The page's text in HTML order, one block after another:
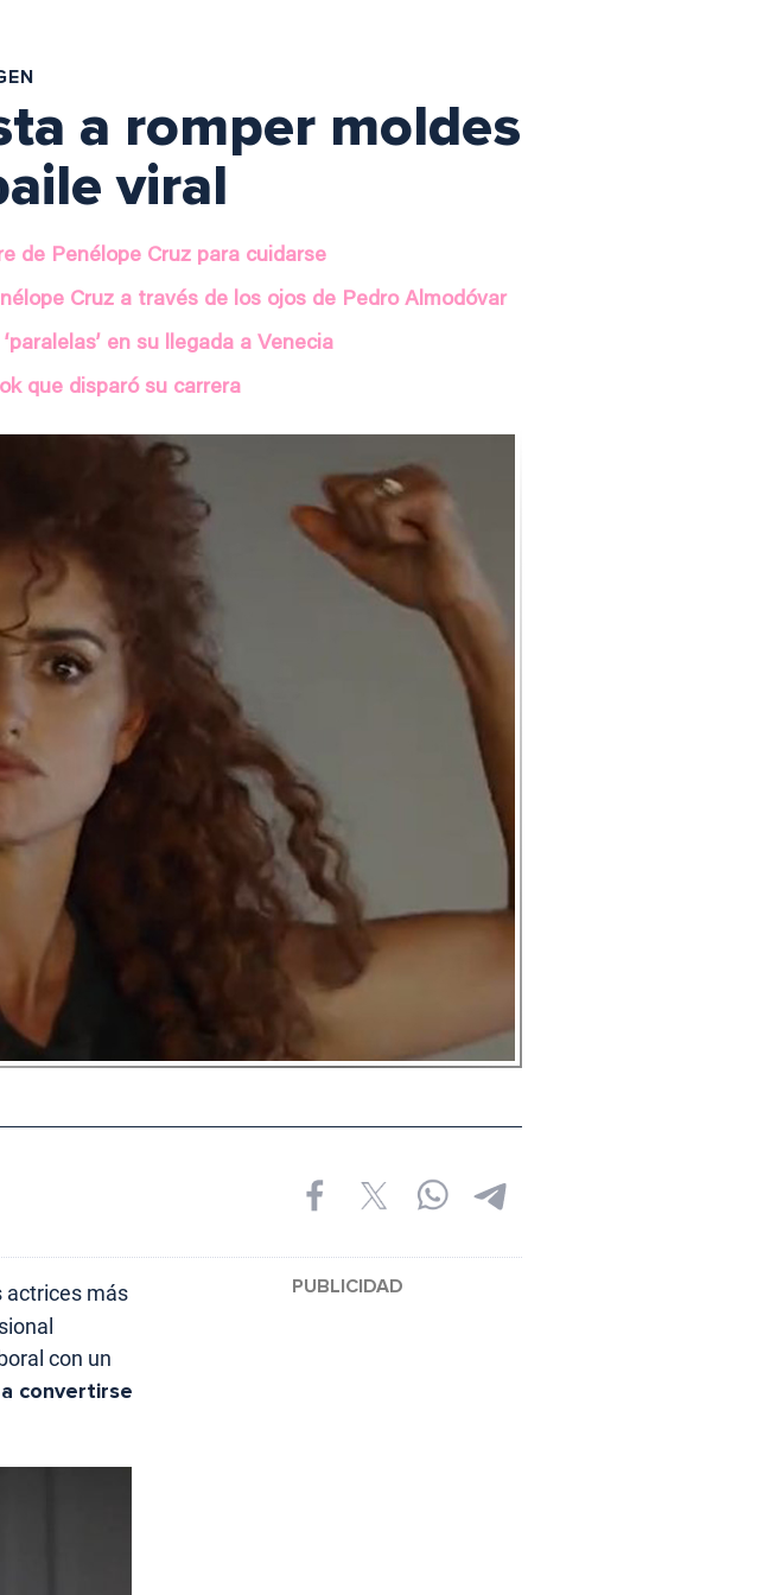
a romper moldes
viral
de Penélope Cruz para cuidarse
Cruz a través de los ojos de Pedro Almodóvar
en su llegada a Venecia
que disparó su carrera
actrices más
con un
convertirse